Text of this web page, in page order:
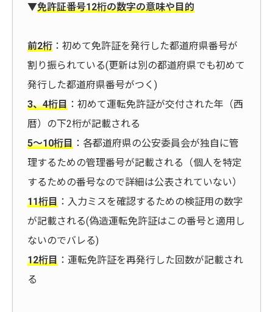
▼免許証番号12桁の数字の意味や目的
前2桁 ：初めて免許証を発行した都道府県番号が
割り振られている(更新は別の都道府県でも初めて
発行した都道府県番号がつく)
3、4桁目 ：初めて運転免許証が交付された年（西
暦）の下2桁が記載される
5～10桁目 ：各都道府県の公安委員会が独自に管
理するための管理番号が記載される（個人を特定
するための番号なので詳細は公表されていない）
11桁目 ：入力ミスを確認するための検証用の数字
が記載される(偽造運転免許証はこの番号と適用し
ないのでバレる)
12桁目 ：運転免許証を再発行した回数が記載され
る